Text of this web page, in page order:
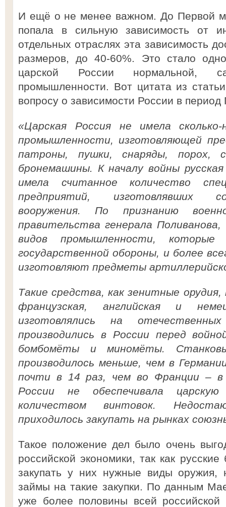
И ещё о не менее важном. До Первой
попала в сильную зависимость от
отдельных отраслях эта зависимость
размеров, до 40-60%. Это стало
царской России нормальной,
промышленности. Вот цитата из
вопросу о зависимости России в
«Царская Россия не имела
промышленности, изготовляющей
патроны, пушки, снаряды, порох,
бронемашины. К началу войны
имела считанное количество
предприятий, изготовлявших
вооружения. По признанию
правительства генерала
видов промышленности, которые
государственной обороны, и более
изготовляют предметы
Такие средства, как зенитные
французская, английская и
изготовлялись на
производились в России перед
бомбомёты и миномёты.
производилось меньше, чем в
почти в 14 раз, чем во Франции –
России не обеспечивала
количеством винтовок.
приходилось закупать на рынках
Такое положение дел было очень
российской экономики, так как
закупать у них нужные виды
займы на такие закупки. По данным
уже более половины всей российской